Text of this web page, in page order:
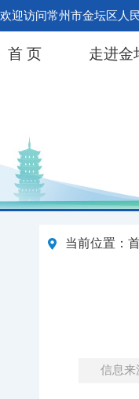
欢迎访问常州市金坛区人
首 页 走进金
当前位置：
信息来